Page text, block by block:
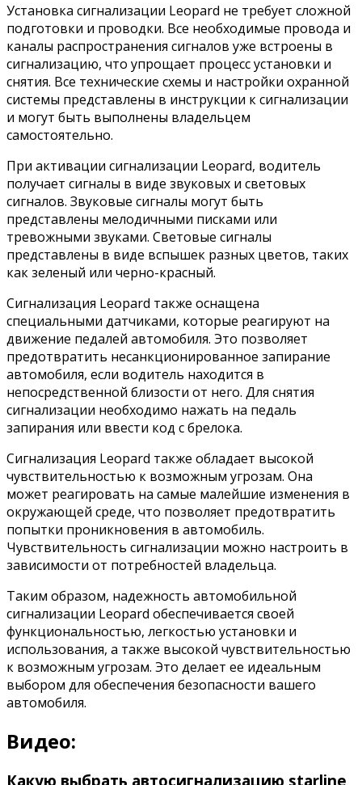
Установка сигнализации Leopard не требует сложной
подготовки и проводки. Все необходимые провода и
каналы распространения сигналов уже встроены в
сигнализацию, что упрощает процесс установки и
снятия. Все технические схемы и настройки охранной
системы представлены в инструкции к сигнализации
и могут быть выполнены владельцем
самостоятельно.
При активации сигнализации Leopard, водитель
получает сигналы в виде звуковых и световых
сигналов. Звуковые сигналы могут быть
представлены мелодичными писками или
тревожными звуками. Световые сигналы
представлены в виде вспышек разных цветов, таких
как зеленый или черно-красный.
Сигнализация Leopard также оснащена
специальными датчиками, которые реагируют на
движение педалей автомобиля. Это позволяет
предотвратить несанкционированное запирание
автомобиля, если водитель находится в
непосредственной близости от него. Для снятия
сигнализации необходимо нажать на педаль
запирания или ввести код с брелока.
Сигнализация Leopard также обладает высокой
чувствительностью к возможным угрозам. Она
может реагировать на самые малейшие изменения в
окружающей среде, что позволяет предотвратить
попытки проникновения в автомобиль.
Чувствительность сигнализации можно настроить в
зависимости от потребностей владельца.
Таким образом, надежность автомобильной
сигнализации Leopard обеспечивается своей
функциональностью, легкостью установки и
использования, а также высокой чувствительностью
к возможным угрозам. Это делает ее идеальным
выбором для обеспечения безопасности вашего
автомобиля.
Видео:
Какую выбрать автосигнализацию starline